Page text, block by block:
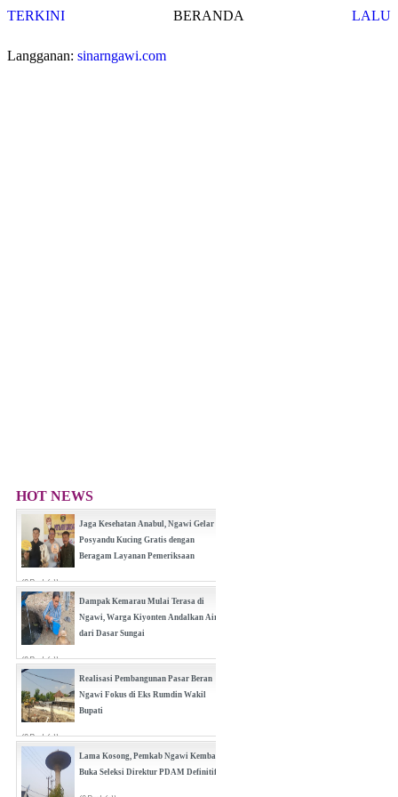
TERKINI LALU
BERANDA
Langganan: sinarngawi.com
HOT NEWS
Jaga Kesehatan Anabul, Ngawi Gelar
Posyandu Kucing Gratis dengan
Beragam Layanan Pemeriksaan
(0 Reply(s))
Dampak Kemarau Mulai Terasa di
Ngawi, Warga Kiyonten Andalkan Air
dari Dasar Sungai
(0 Reply(s))
Realisasi Pembangunan Pasar Beran
Ngawi Fokus di Eks Rumdin Wakil
Bupati
(0 Reply(s))
Lama Kosong, Pemkab Ngawi Kembali
Buka Seleksi Direktur PDAM Definitif